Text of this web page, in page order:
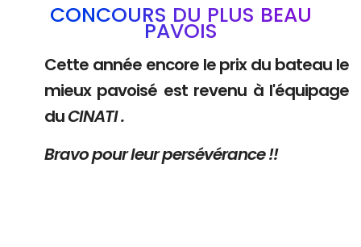
CONCOURS DU PLUS BEAU
PAVOIS
Cette année encore le prix du bateau le
mieux pavoisé est revenu à l'équipage
duCINATI .
Bravo pour leur persévérance !!